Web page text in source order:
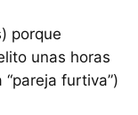
porque
unas horas
furtiva”)